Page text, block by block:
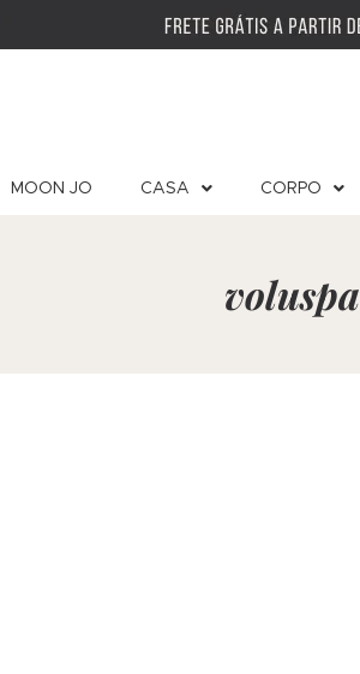
MOON JO CASA CORPO
voluspa